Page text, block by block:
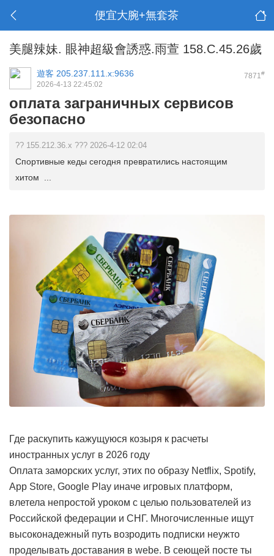
便宜大腕+無套茶
美腿辣妹. 眼神超級會誘惑.雨萱 158.C.45.26歲
7871#
遊客 205.237.111.x:9636
2026-4-13 22:45:02
оплата заграничных сервисов
безопасно
?? 155.212.36.x ??? 2026-4-12 02:04
Спортивные кеды сегодня превратились настоящим
хитом ...
Где раскупить кажущуюся козыря к расчеты
иностранных услуг в 2026 году
Оплата заморских услуг, этих по образу Netflix, Spotify,
App Store, Google Play иначе игровых платформ,
влетела непростой уроком с целью пользователей из
Российской федерации и СНГ. Многочисленные ищут
высоконадежный путь возродить подписки неужто
проделывать доставания в webе. В сеющей посте ты